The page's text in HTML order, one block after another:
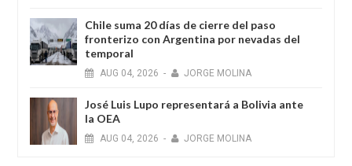
Chile suma 20 días de cierre del paso
fronterizo con Argentina por nevadas del
temporal
AUG 04, 2026 - JORGE MOLINA
José Luis Lupo representará a Bolivia ante
la OEA
AUG 04, 2026 - JORGE MOLINA